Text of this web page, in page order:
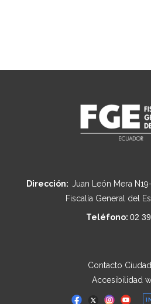
Dirección: Juan León Mera
Fiscalía General del
Teléfono: 02
Contacto
Accesibilidad